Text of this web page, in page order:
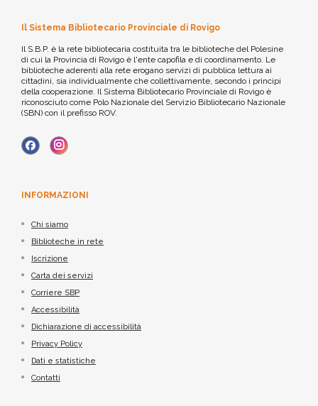
Il Sistema Bibliotecario Provinciale di Rovigo
Il S.B.P. è la rete bibliotecaria costituita tra le biblioteche del Polesine
di cui la Provincia di Rovigo è l'ente capofila e di coordinamento. Le
biblioteche aderenti alla rete erogano servizi di pubblica lettura ai
cittadini, sia individualmente che collettivamente, secondo i principi
della cooperazione. Il Sistema Bibliotecario Provinciale di Rovigo è
riconosciuto come Polo Nazionale del Servizio Bibliotecario Nazionale
(SBN) con il prefisso ROV.
INFORMAZIONI
Chi siamo
Biblioteche in rete
Iscrizione
Carta dei servizi
Corriere SBP
Accessibilità
Dichiarazione di accessibilità
Privacy Policy
Dati e statistiche
Contatti